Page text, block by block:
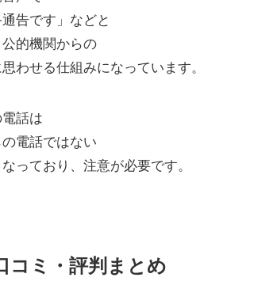
告です」などと
的機関からの
わせる仕組みになっています。
話は
電話ではない
っており、注意が必要です。
コミ・評判まとめ